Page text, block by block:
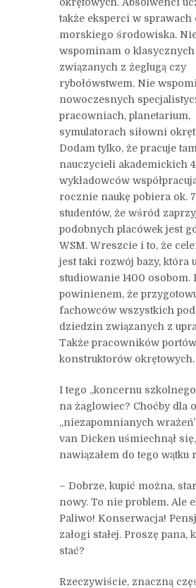
także eksperci w
morskiego środowiska.
wspominam o klasycznych
związanych z żeglugą czy
rybołówstwem. Nie
nowoczesnych
pracowniach, planetarium,
symulatorach siłowni
Dodam tylko, że pracuje tam
nauczycieli akademickich
wykładowców
rocznie naukę pobiera ok.
studentów, że wśród
podobnych placówek jest
WSM. Wreszcie i to, że
jest taki rozwój bazy, która
studiowanie 1400 osobom.
powinienem, że
fachowców wszystkich
dziedzin związanych z
Także pracowników
konstruktorów okrętowych.
I tego „koncernu
na żaglowiec? Choćby dla
„niezapomnianych
van Dicken uśmiechnął
nawiązałem do tego wątku
– Dobrze, kupić można,
nowy. To nie problem. Ale
Paliwo! Konserwacja!
załogi stałej. Proszę pana,
stać?
Rzeczywiście, znaczną